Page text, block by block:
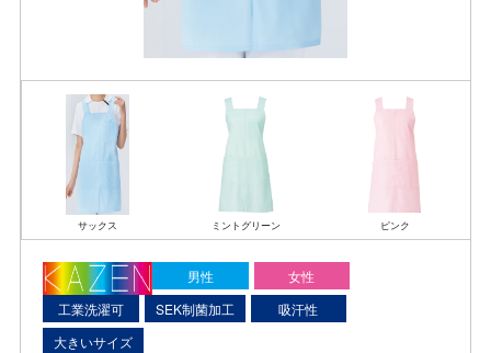
サックス ミントグリーン ピンク
男性
女性
工業洗濯可
SEK制菌加工
吸汗性
大きいサイズ